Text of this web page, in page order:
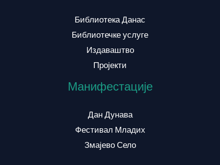
Библиотека Данас
Библиотечке услуге
Издаваштво
Пројекти
Манифестације
Дан Дунава
Фестивал Младих
Змајево Село